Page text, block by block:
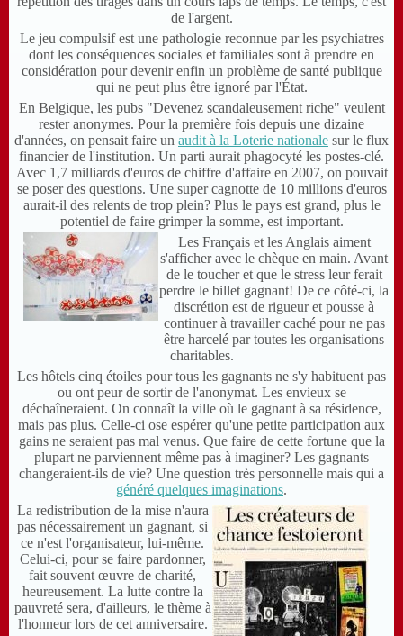
de l'argent.
Le jeu compulsif est une pathologie reconnue par les psychiatres
dont les conséquences sociales et familiales sont à prendre en
considération pour devenir enfin un problème de santé publique
qui ne peut plus être ignoré par l'État.
En Belgique, les pubs "Devenez scandaleusement riche" veulent
rester anonymes. Pour la première fois depuis une dizaine
d'années, on pensait faire un audit à la Loterie nationale sur le flux
financier de l'institution. Un parti aurait phagocyté les postes-clé.
Avec 1,7 milliards d'euros de chiffre d'affaire en 2007, on pouvait
se poser des questions. Une super cagnotte de 10 millions d'euros
aurait-il des relents de trop plein? Plus le pays est grand, plus le
potentiel de faire grimper la somme, est important.
Les Français et les Anglais aiment
s'afficher avec le chèque en main. Avant
de le toucher et que le stress leur ferait
perdre le billet gagnant! De ce côté-ci, la
discrétion est de rigueur et pousse à
continuer à travailler caché pour ne pas
être harcelé par toutes les organisations
charitables.
Les hôtels cinq étoiles pour tous les gagnants ne s'y habituent pas
ou ont peur de sortir de l'anonymat. Les envieux se
déchaîneraient. On connaît la ville où le gagnant à sa résidence,
mais pas plus. Celle-ci ose espérer qu'une petite participation aux
gains ne seraient pas mal venus. Que faire de cette fortune que la
plupart ne parviennent même pas à imaginer? Les gagnants
changeraient-ils de vie? Une question très personnelle mais qui a
généré quelques imaginations.
La redistribution de la mise n'aura
pas nécessairement un gagnant, si
ce n'est l'organisateur, lui-même.
Celui-ci, pour se faire pardonner,
fait souvent œuvre de charité,
heureusement. La lutte contre la
pauvreté sera, d'ailleurs, le thème à
l'honneur lors de cet anniversaire.